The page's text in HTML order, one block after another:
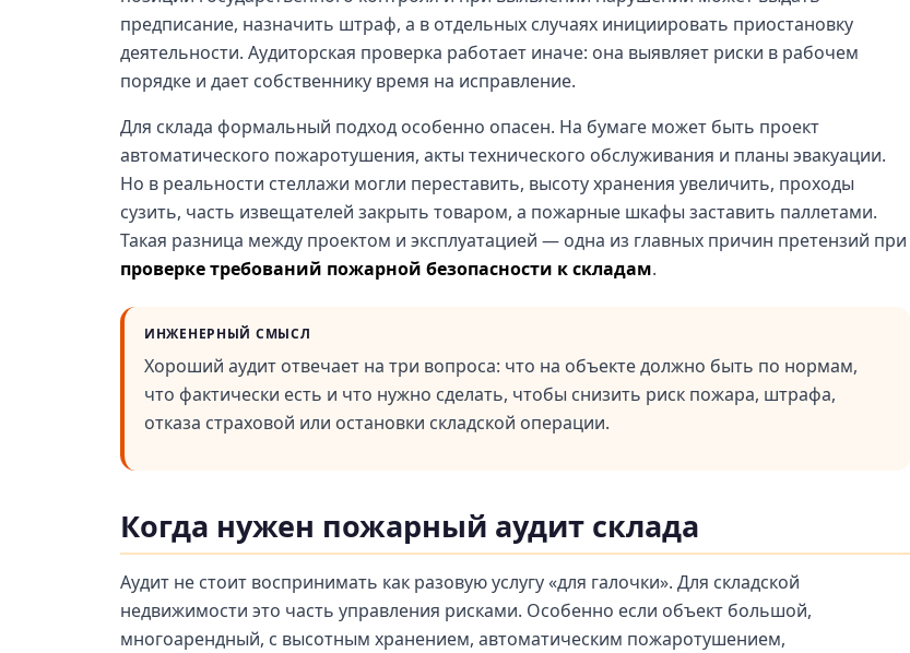
предписание, назначить штраф, а в отдельных случаях инициировать приостановку
деятельности. Аудиторская проверка работает иначе: она выявляет риски в рабочем
порядке и дает собственнику время на исправление.
Для склада формальный подход особенно опасен. На бумаге может быть проект
автоматического пожаротушения, акты технического обслуживания и планы эвакуации.
Но в реальности стеллажи могли переставить, высоту хранения увеличить, проходы
сузить, часть извещателей закрыть товаром, а пожарные шкафы заставить паллетами.
Такая разница между проектом и эксплуатацией — одна из главных причин претензий при
проверке требований пожарной безопасности к складам.
ИНЖЕНЕРНЫЙ СМЫСЛ
Хороший аудит отвечает на три вопроса: что на объекте должно быть по нормам,
что фактически есть и что нужно сделать, чтобы снизить риск пожара, штрафа,
отказа страховой или остановки складской операции.
Когда нужен пожарный аудит склада
Аудит не стоит воспринимать как разовую услугу «для галочки». Для складской
недвижимости это часть управления рисками. Особенно если объект большой,
многоарендный, с высотным хранением, автоматическим пожаротушением,